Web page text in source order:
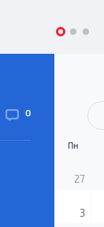
0
Пн
27
3